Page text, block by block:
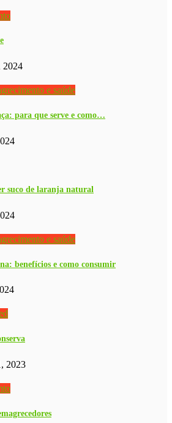
2024
e saúde
para que serve e como…
suco de laranja natural
e saúde
benefícios e como consumir
2023